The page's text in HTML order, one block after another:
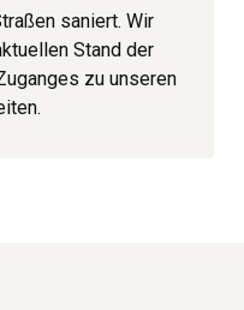
saniert. Wir
Stand der
zu unseren